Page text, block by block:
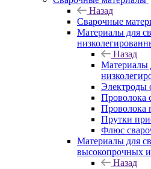
Назад
Сварочные
Материалы для
Назад
Материалы
Электроды
Проволока
Проволока
Прутки
Флюс
Материалы для
высокопрочных и
Назад